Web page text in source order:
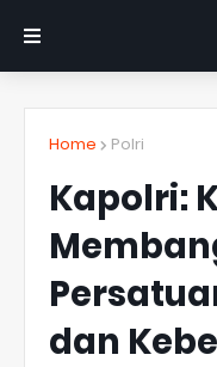
Home Polri
Kapolri:
dan